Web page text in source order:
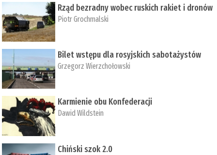
Rząd bezradny wobec ruskich rakiet i dronów
Piotr Grochmalski
Bilet wstępu dla rosyjskich sabotażystów
Grzegorz Wierzchołowski
Karmienie obu Konfederacji
Dawid Wildstein
Chiński szok 2.0